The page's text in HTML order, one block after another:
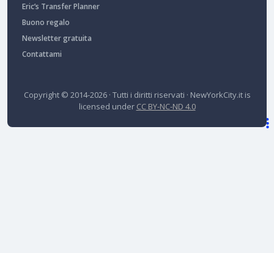
Eric’s Transfer Planner
Buono regalo
Newsletter gratuita
Contattami
Copyright © 2014-2026 · Tutti i diritti riservati · NewYorkCity.itis
licensed under CC BY-NC-ND 4.0